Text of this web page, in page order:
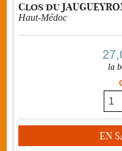
Clos du
Haut-Médoc
la
EN